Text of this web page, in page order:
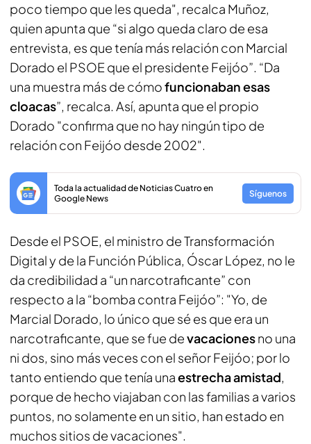
poco tiempo que les queda", recalca Muñoz,
quien apunta que “si algo queda claro de esa
entrevista, es que tenía más relación con Marcial
Dorado el PSOE que el presidente Feijóo”. “Da
una muestra más de cómofuncionaban esas
cloacas”, recalca. Así, apunta que el propio
Dorado "confirma que no hay ningún tipo de
relación con Feijóo desde 2002".
Toda la actualidad de Noticias Cuatro en
Google News
Síguenos
Desde el PSOE, el ministro de Transformación
Digital y de la Función Pública, Óscar López, no le
da credibilidad a “un narcotraficante” con
respecto a la “bomba contra Feijóo”: "Yo, de
Marcial Dorado, lo único que sé es que era un
narcotraficante, que se fue devacacionesno una
ni dos, sino más veces con el señor Feijóo; por lo
tanto entiendo que tenía unaestrecha amistad,
porque de hecho viajaban con las familias a varios
puntos, no solamente en un sitio, han estado en
muchos sitios de vacaciones".